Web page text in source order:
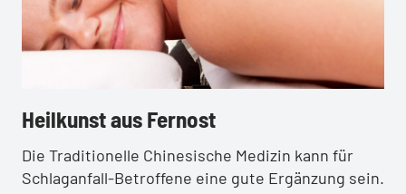
:Heilkunst aus Fernost
Die Traditionelle Chinesische Medizin kann für
Schlaganfall-Betroffene eine gute Ergänzung sein.